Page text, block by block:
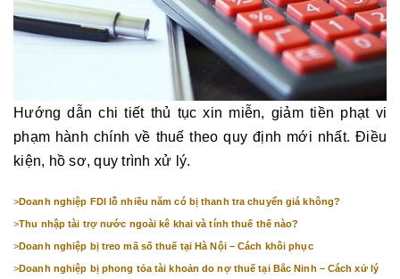
Hướng dẫn chi tiết thủ tục xin miễn, giảm tiền phạt vi
phạm hành chính về thuế theo quy định mới nhất. Điều
kiện, hồ sơ, quy trình xử lý.
>Doanh nghiệp FDI lỗ nhiều năm có bị thanh tra chuyển giá không?
>Thu nhập tài trợ nước ngoài kê khai và tính thuế thế nào?
>Doanh nghiệp bị treo mã số thuế tại Hà Nội – Cách khôi phục
>Doanh nghiệp bị phong tỏa tài khoản do nợ thuế tại Bắc Ninh – Cách xử lý